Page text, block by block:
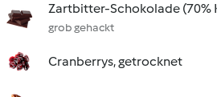
Zartbitter-Schokolade (70%
grob gehackt
Cranberrys, getrocknet